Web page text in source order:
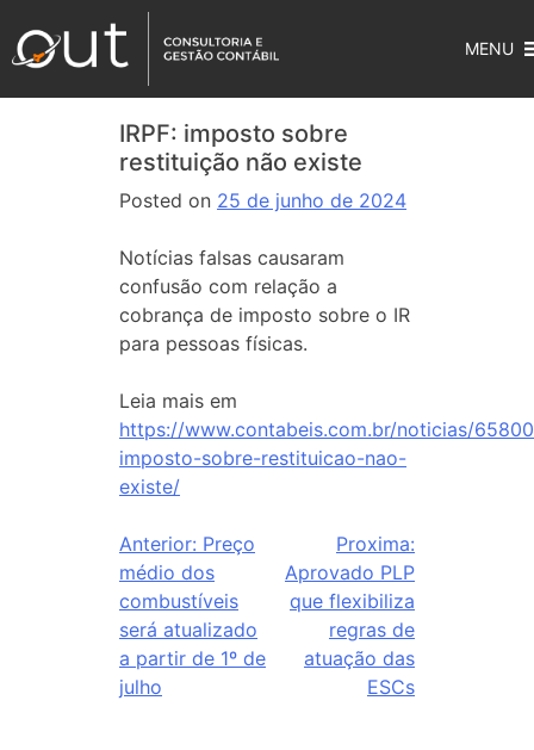
MENU
IRPF: imposto sobre
restituição não existe
Posted on 25 de junho de 2024
Notícias falsas causaram
confusão com relação a
cobrança de imposto sobre o IR
para pessoas físicas.
Leia mais em
https://www.contabeis.com.br/noticias/
imposto-sobre-restituicao-nao-
existe/
Anterior: Preço
médio dos
combustíveis
será atualizado
a partir de 1º de
julho
Proxima:
Aprovado PLP
que flexibiliza
regras de
atuação das
ESCs